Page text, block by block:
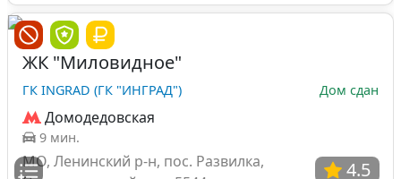
4.5
ЖК "Миловидное"
ГК INGRAD (ГК "ИНГРАД") Дом сдан
Домодедовская
9 мин.
МО, Ленинский р-н, пос. Развилка,